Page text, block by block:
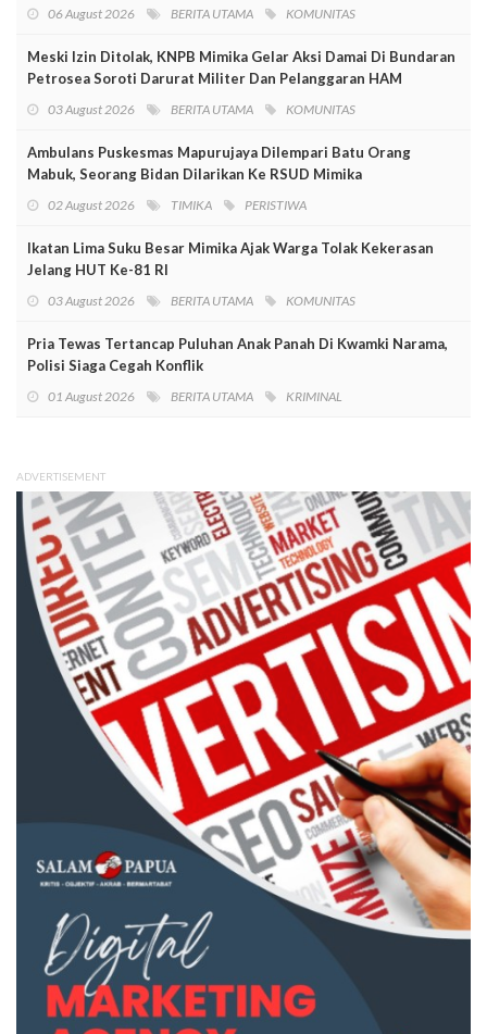
06 August 2026 BERITA UTAMA KOMUNITAS
Meski Izin Ditolak, KNPB Mimika Gelar Aksi Damai Di Bundaran
Petrosea Soroti Darurat Militer Dan Pelanggaran HAM
03 August 2026 BERITA UTAMA KOMUNITAS
Ambulans Puskesmas Mapurujaya Dilempari Batu Orang
Mabuk, Seorang Bidan Dilarikan Ke RSUD Mimika
02 August 2026 TIMIKA PERISTIWA
Ikatan Lima Suku Besar Mimika Ajak Warga Tolak Kekerasan
Jelang HUT Ke-81 RI
03 August 2026 BERITA UTAMA KOMUNITAS
Pria Tewas Tertancap Puluhan Anak Panah Di Kwamki Narama,
Polisi Siaga Cegah Konflik
01 August 2026 BERITA UTAMA KRIMINAL
ADVERTISEMENT